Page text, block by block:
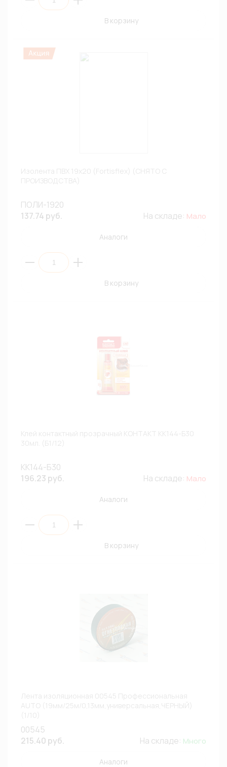
В корзину
ПОЛИ-1920
137.74 руб.
На складе: Мало
Аналоги
В корзину
КК144-Б30
196.23 руб.
На складе: Мало
Аналоги
В корзину
00545
215.40 руб.
На складе: Много
Аналоги